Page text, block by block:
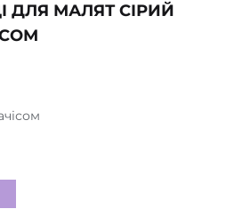
ДЛЯ МАЛЯТ СІРИЙ